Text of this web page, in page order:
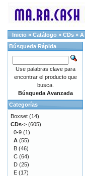
Inicio » Catálogo » CDs » A
Búsqueda Rápida
Use palabras clave para
encontrar el producto que
busca.
Búsqueda Avanzada
Categorías
Boxset (14)
CDs-> (605)
0-9 (1)
A (55)
B (46)
C (64)
D (25)
E (17)